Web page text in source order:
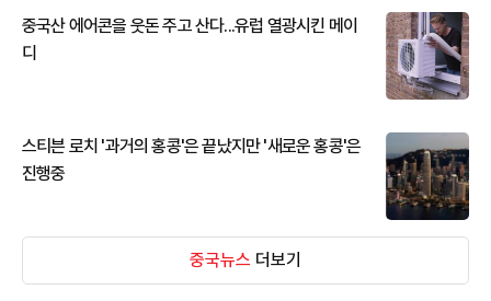
중국산 에어콘을 웃돈 주고 산다...유럽 열광시킨 메이
디
스티븐 로치 '과거의 홍콩'은 끝났지만 '새로운 홍콩'은
진행중
중국뉴스 더보기